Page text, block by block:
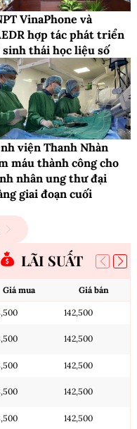
VinaPhone và
hợp tác phát triển
sinh thái học liệu số
viện Thanh Nhàn
máu thành công cho
nhân ung thư đại
giai đoạn cuối
LÃI SUẤT
Giá mua Giá bán
142,500
142,500
142,500
142,500
142,500